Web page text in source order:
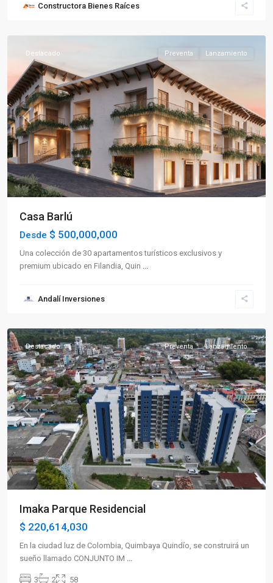
Constructora Bienes Raíces
Previous Next
Destacado Preventa Lanzamiento
Casa Barlú
Desde $ 500,000,000
Una colección de 30 apartamentos turísticos exclusivos y
premium ubicado en Filandia, Quin
Andalí Inversiones
Previous Next
Destacado Preventa Lanzamiento
Imaka Parque Residencial
$ 220,614,030
En la ciudad luz de Colombia, Quimbaya Quindío, se construirá un
sueño llamado CONJUNTO IM ...
3 2 58